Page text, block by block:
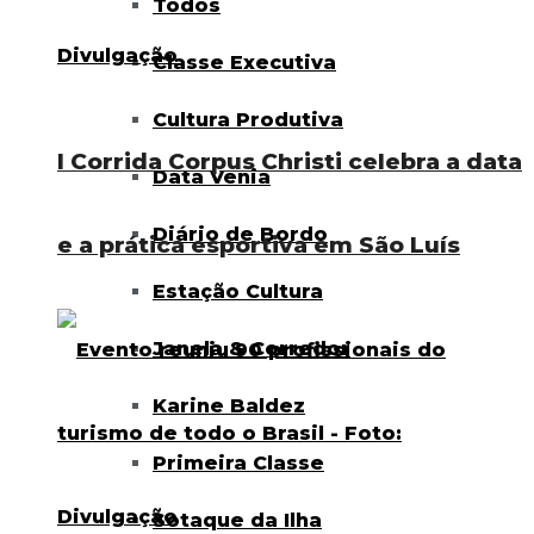
Todos
Classe Executiva
Cultura Produtiva
Data Venia
Diário de Bordo
Estação Cultura
Janela & Corredor
Karine Baldez
Primeira Classe
Sotaque da Ilha
I Corrida Corpus Christi celebra a data
e a prática esportiva em São Luís